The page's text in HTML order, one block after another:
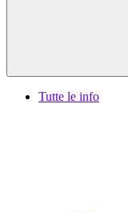
Tutte le info